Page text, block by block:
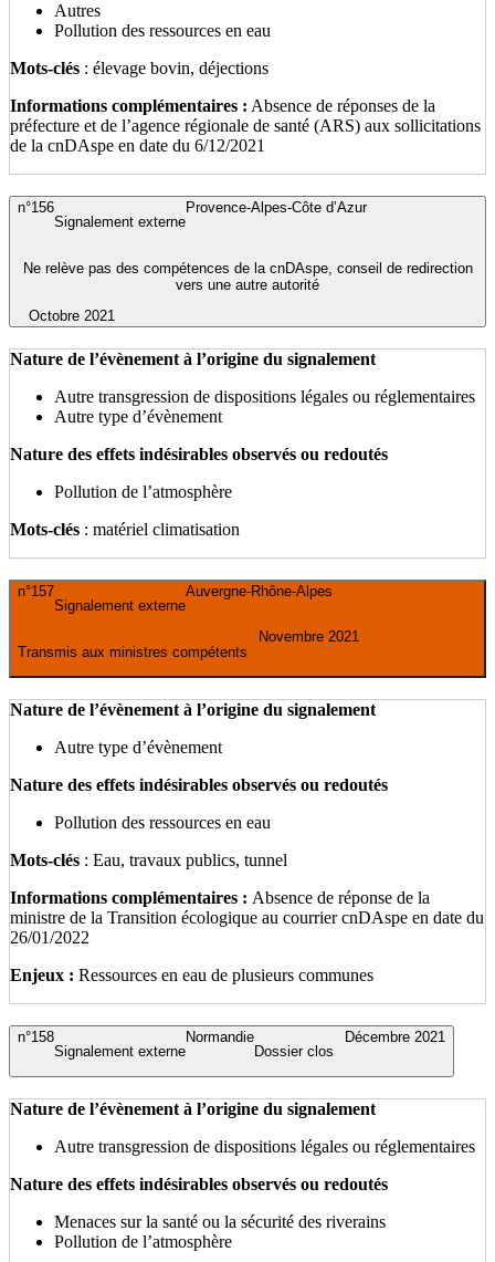
Autres
Pollution des ressources en eau
Mots-clés : élevage bovin, déjections
Informations complémentaires : Absence de réponses de la
préfecture et de l’agence régionale de santé (ARS) aux sollicitations
de la cnDAspe en date du 6/12/2021
Octobre 2021
Ne relève pas des compétences de la cnDAspe, conseil de redirection
vers une autre autorité
Provence-Alpes-Côte d’Azur
Signalement externe
n°156
Nature de l’évènement à l’origine du signalement
Autre transgression de dispositions légales ou réglementaires
Autre type d’évènement
Nature des effets indésirables observés ou redoutés
Pollution de l’atmosphère
Mots-clés : matériel climatisation
Novembre 2021
Transmis aux ministres compétents
Auvergne-Rhône-Alpes
Signalement externe
n°157
Nature de l’évènement à l’origine du signalement
Autre type d’évènement
Nature des effets indésirables observés ou redoutés
Pollution des ressources en eau
Mots-clés : Eau, travaux publics, tunnel
Informations complémentaires : Absence de réponse de la
ministre de la Transition écologique au courrier cnDAspe en date du
26/01/2022
Enjeux : Ressources en eau de plusieurs communes
Décembre 2021
Dossier clos
Normandie
Signalement externe
n°158
Nature de l’évènement à l’origine du signalement
Autre transgression de dispositions légales ou réglementaires
Nature des effets indésirables observés ou redoutés
Menaces sur la santé ou la sécurité des riverains
Pollution de l’atmosphère